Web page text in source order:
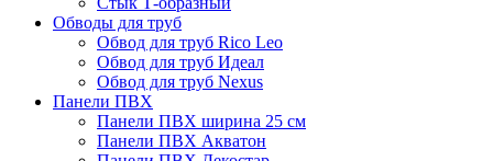
Обводы для труб
Обвод для труб Rico Leo
Обвод для труб Идеал
Обвод для труб Nexus
Панели ПВХ
Панели ПВХ ширина 25 см
Панели ПВХ Акватон